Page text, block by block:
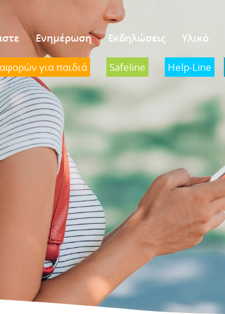
Ενημέρωση Εκδηλώσεις Υλικό
για παιδιά Safeline Help-Line